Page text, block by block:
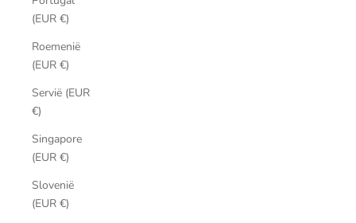
(EUR €)
Roemenië
(EUR €)
Servië (EUR
€)
Singapore
(EUR €)
Slovenië
(EUR €)